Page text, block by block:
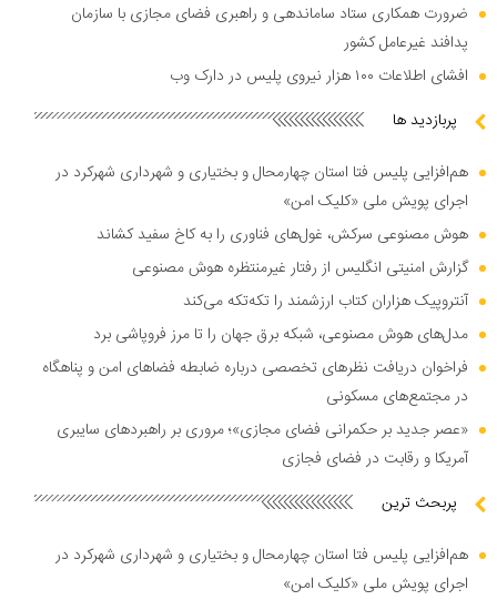
ضرورت همکاری ستاد ساماندهی و راهبری فضای مجازی با سازمان
پدافند غیرعامل کشور
افشای اطلاعات ۱۰۰ هزار نیروی پلیس در دارک وب
پربازدید ها
هم‌افزایی پلیس فتا استان چهارمحال و بختیاری و شهرداری شهرکرد در
اجرای پویش ملی «کلیک امن»
هوش مصنوعی سرکش، غول‌های فناوری را به کاخ سفید کشاند
گزارش امنیتی انگلیس از رفتار غیرمنتظره هوش مصنوعی
آنتروپیک هزاران کتاب ارزشمند را تکه‌تکه می‌کند
مدل‌های هوش مصنوعی، شبکه برق جهان را تا مرز فروپاشی برد
فراخوان دریافت نظر‌های تخصصی درباره ضابطه فضا‌های امن و پناهگاه
در مجتمع‌های مسکونی
«عصر جدید بر حکمرانی فضای مجازی»؛ مروری بر راهبرد‌های سایبری
آمریکا و رقابت در فضای فجازی
پربحث ترین
هم‌افزایی پلیس فتا استان چهارمحال و بختیاری و شهرداری شهرکرد در
اجرای پویش ملی «کلیک امن»